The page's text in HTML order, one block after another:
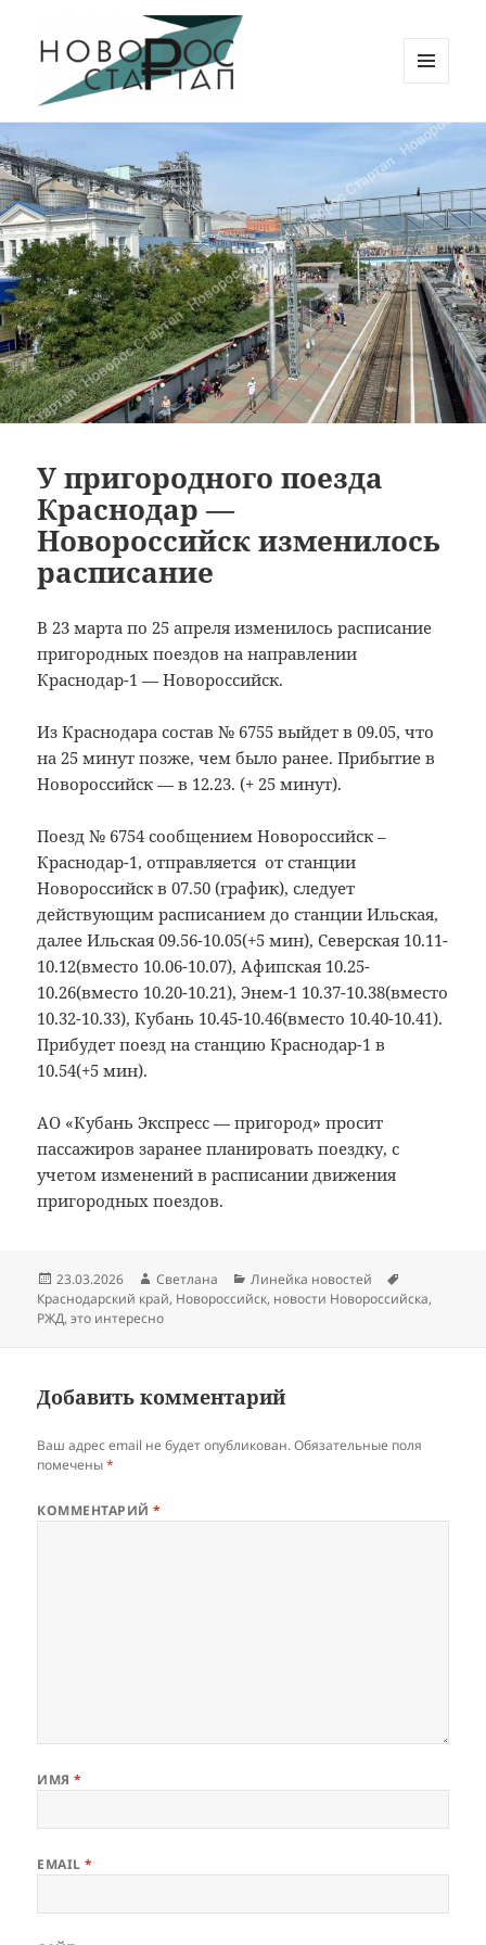
ВИДЖЕТЫ
У пригородного поезда
Краснодар —
Новороссийск изменилось
расписание
В 23 марта по 25 апреля изменилось расписание
пригородных поездов на направлении
Краснодар-1 — Новороссийск.
Из Краснодара состав № 6755 выйдет в 09.05, что
на 25 минут позже, чем было ранее. Прибытие в
Новороссийск — в 12.23. (+ 25 минут).
Поезд № 6754 сообщением Новороссийск –
Краснодар-1, отправляется от станции
Новороссийск в 07.50 (график), следует
действующим расписанием до станции Ильская,
далее Ильская 09.56-10.05(+5 мин), Северская 10.11-
10.12(вместо 10.06-10.07), Афипская 10.25-
10.26(вместо 10.20-10.21), Энем-1 10.37-10.38(вместо
10.32-10.33), Кубань 10.45-10.46(вместо 10.40-10.41).
Прибудет поезд на станцию Краснодар-1 в
10.54(+5 мин).
АО «Кубань Экспресс — пригород» просит
пассажиров заранее планировать поездку, с
учетом изменений в расписании движения
пригородных поездов.
Опубликовано
23.03.2026 Автор
Светлана Рубрики
Линейка новостей
Краснодарский край, Новороссийск, новости Новороссийска,
РЖД,это интересно
Добавить комментарий
Ваш адрес email не будет опубликован. Обязательные поля
помечены*
КОММЕНТАРИЙ*
ИМЯ*
EMAIL*